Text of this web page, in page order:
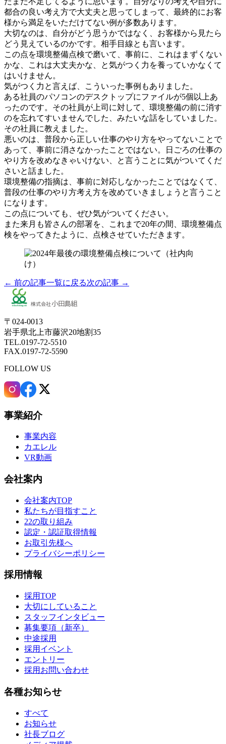
都合の良い考え方で大丈夫と思ってしまって、最終的にお客
様から満足をいただけてない例が多数あります。
大切なのは、自分がどう思うかではなく、お客様から見たら
どう見えているのかです。相手目線とも言います。
この点を環境整備点検で磨いて、事前に、これはまずくない
かな、これは大丈夫かな、と気がつく力を養っていかなくて
はいけません。
気がつく力と言えば、こういった事例もありました。
ある社員のパソコンのデスクトップにファイルが5個以上あ
ったのです。その社員が上司に対して、環境整備の前に消す
のを忘れてすいませんでした、みたいな話をしていました。
その社員に教えました。
悪いのは、普段から正しい仕事のやり方をやってないことで
あって、事前に消さなかったことではない。日ごろの仕事の
やり方を改めなきゃいけない、と言うことに気がついてくだ
さいと話ました。
環境整備の指摘は、事前に対応しなかったことではなくて、
普段の仕事のやり方考え方を改めていきましょうと言うこと
になります。
この点についても、ぜひ気がついてください。
また来月も皆さんの部署を、これまで20年の間、環境整備点
検をやってきたように、点検させていただきます。
← 前の記事一覧に戻る次の記事 →
〒024-0013
岩手県北上市藤沢20地割35
TEL.0197-72-5510
FAX.0197-72-5590
FOLLOW US
事業紹介
事業内容
カエレル
VR動画
会社案内
会社案内TOP
私たちが目指すこと
22の取り組み
認定・認証取得情報
お取引先様へ
プライバシーポリシー
採用情報
採用TOP
大切にしていること
スタッフインタビュー
募集要項（新卒）
中途採用
採用イベント
エントリー
採用お問い合わせ
各種お知らせ
すべて
お知らせ
社長ブログ